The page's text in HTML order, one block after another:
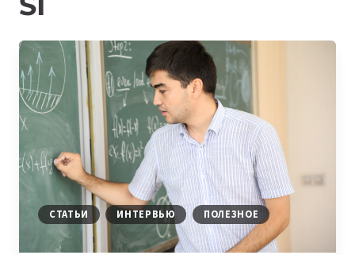
СТАТЬИ ИНТЕРВЬЮ ПОЛЕЗНОЕ